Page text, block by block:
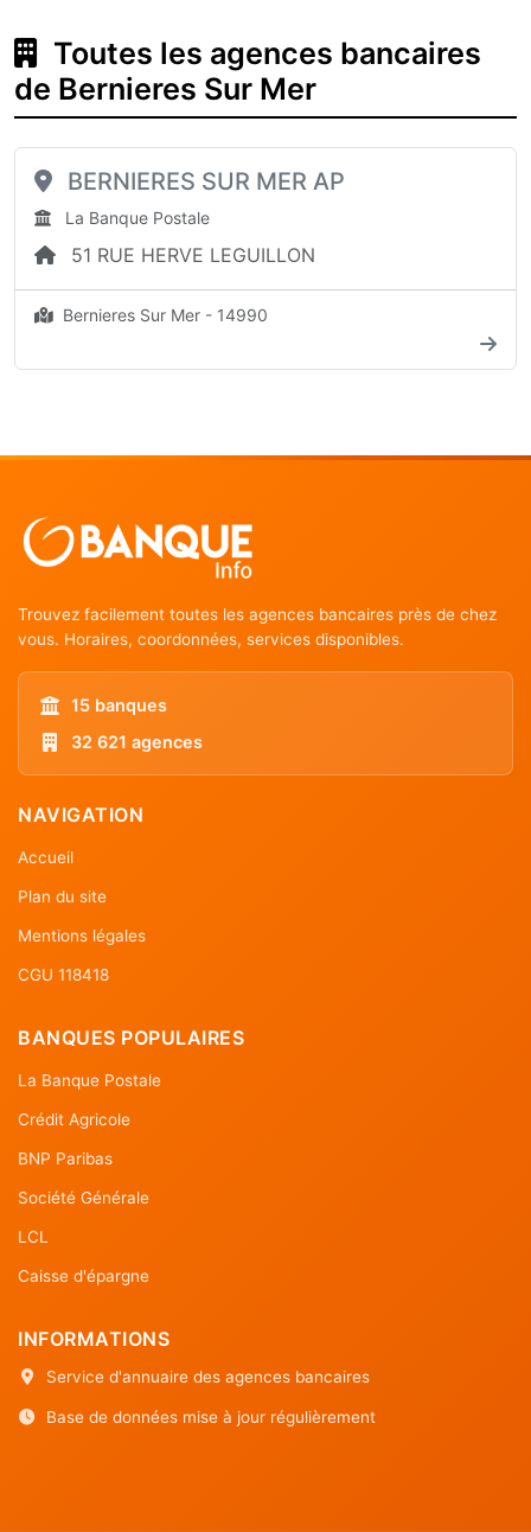
Toutes les agences bancaires
de Bernieres Sur Mer
BERNIERES SUR MER AP
La Banque Postale
51 RUE HERVE LEGUILLON
Bernieres Sur Mer - 14990
Trouvez facilement toutes les agences bancaires près de chez
vous. Horaires, coordonnées, services disponibles.
15 banques
32 621 agences
NAVIGATION
Accueil
Plan du site
Mentions légales
CGU 118418
BANQUES POPULAIRES
La Banque Postale
Crédit Agricole
BNP Paribas
Société Générale
LCL
Caisse d'épargne
INFORMATIONS
Service d'annuaire des agences bancaires
Base de données mise à jour régulièrement